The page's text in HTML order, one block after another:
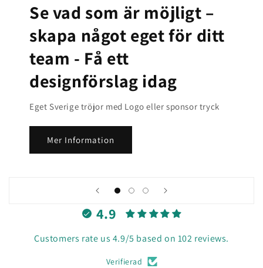
Se vad som är möjligt –
skapa något eget för ditt
team - Få ett
designförslag idag
Eget Sverige tröjor med Logo eller sponsor tryck
Mer Information
4.9
Customers rate us 4.9/5 based on 102 reviews.
Verifierad